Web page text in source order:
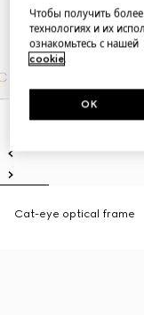
Cat-eye optical frame
Чтобы получить
технологиях и их
ознакомьтесь с нашей
cookie.
OK